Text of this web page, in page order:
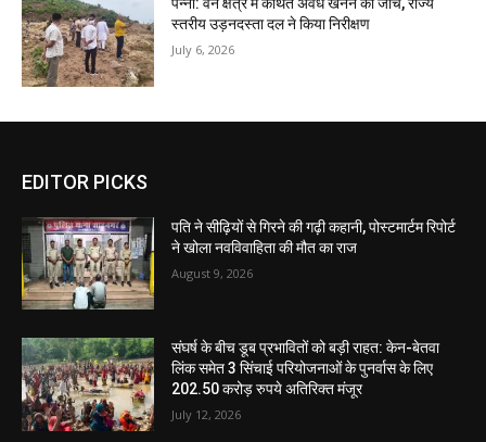
स्तरीय उड़नदस्ता दल ने किया निरीक्षण
July 6, 2026
EDITOR PICKS
पति ने सीढ़ियों से गिरने की गढ़ी कहानी, पोस्टमार्टम रिपोर्ट
ने खोला नवविवाहिता की मौत का राज
August 9, 2026
संघर्ष के बीच डूब प्रभावितों को बड़ी राहत: केन-बेतवा
लिंक समेत 3 सिंचाई परियोजनाओं के पुनर्वास के लिए
202.50 करोड़ रुपये अतिरिक्त मंजूर
July 12, 2026